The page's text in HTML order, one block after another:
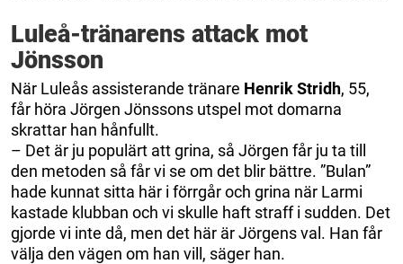
Luleå-tränarens attack mot
Jönsson
När Luleås assisterande tränare Henrik Stridh, 55,
får höra Jörgen Jönssons utspel mot domarna
skrattar han hånfullt.
– Det är ju populärt att grina, så Jörgen får ju ta till
den metoden så får vi se om det blir bättre. ”Bulan”
hade kunnat sitta här i förrgår och grina när Larmi
kastade klubban och vi skulle haft straff i sudden. Det
gjorde vi inte då, men det här är Jörgens val. Han får
välja den vägen om han vill, säger han.